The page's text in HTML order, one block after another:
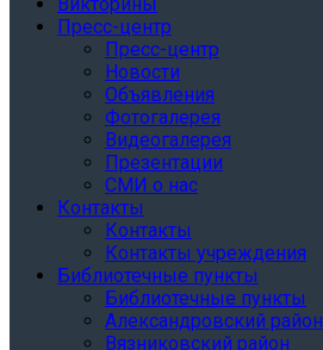
Викторины
Пресс-центр
Пресс-центр
Новости
Объявления
Фотогалерея
Видеогалерея
Презентации
СМИ о нас
Контакты
Контакты
Контакты учреждения
Библиотечные пункты
Библиотечные пункты
Александровский район
Вязниковский район